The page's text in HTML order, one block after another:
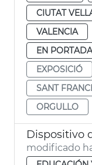
CIUTAT
VALENCIA
EN
EXPOSICIÓ
SANT
ORGULLO
modificado